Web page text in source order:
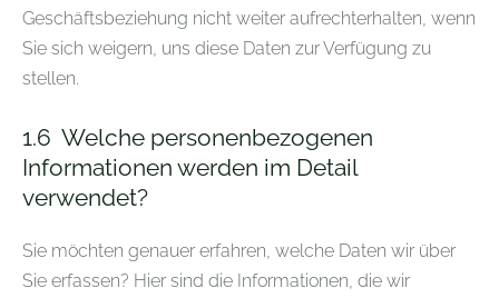
Geschäftsbeziehung nicht weiter aufrechterhalten, wenn
Sie sich weigern, uns diese Daten zur Verfügung zu
stellen.
1.6 Welche personenbezogenen
Informationen werden im Detail
verwendet?
Sie möchten genauer erfahren, welche Daten wir über
Sie erfassen? Hier sind die Informationen, die wir